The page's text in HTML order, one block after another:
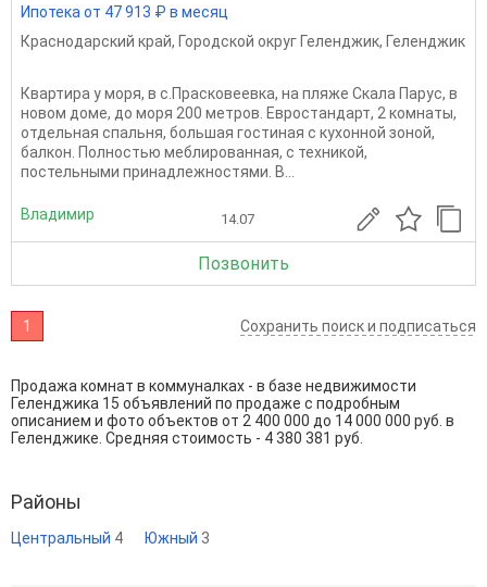
Ипотека от 47 913 ₽ в месяц
Краснодарский край, Городской округ Геленджик, Геленджик
Квартира у моря, в с.Прасковеевка, на пляже Скала Парус, в
новом доме, до моря 200 метров. Евростандарт, 2 комнаты,
отдельная спальня, большая гостиная с кухонной зоной,
балкон. Полностью меблированная, с техникой,
постельными принадлежностями. В...
Владимир 14.07
Позвонить
1 Сохранить поиск и подписаться
Продажа комнат в коммуналках - в базе недвижимости
Геленджика 15 объявлений по продаже с подробным
описанием и фото объектов от 2 400 000 до 14 000 000 руб. в
Геленджике. Средняя стоимость - 4 380 381 руб.
Районы
Центральный 4 Южный 3